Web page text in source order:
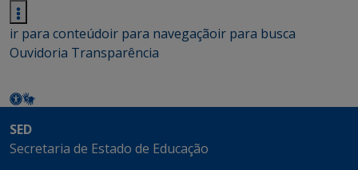
ir para conteúdoir para navegaçãoir para busca
Ouvidoria Transparência
SED
Secretaria de Estado de Educação